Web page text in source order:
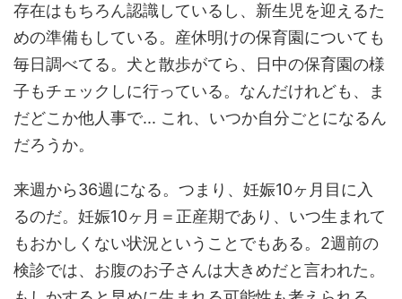
存在はもちろん認識しているし、新生児を迎えるた
めの準備もしている。産休明けの保育園についても
毎日調べてる。犬と散歩がてら、日中の保育園の様
子もチェックしに行っている。なんだけれども、ま
だどこか他人事で... これ、いつか自分ごとになるん
だろうか。
来週から36週になる。つまり、妊娠10ヶ月目に入
るのだ。妊娠10ヶ月＝正産期であり、いつ生まれて
もおかしくない状況ということでもある。2週前の
検診では、お腹のお子さんは大きめだと言われた。